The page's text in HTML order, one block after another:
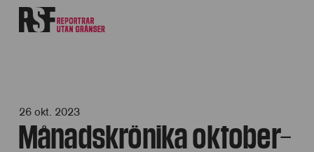
26 okt. 2023
Månadskrönika oktober–